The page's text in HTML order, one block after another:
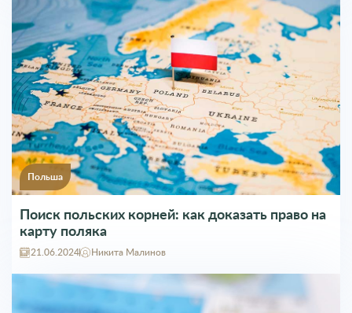
Польша
Поиск польских корней: как доказать право на
карту поляка
21.06.2024 Никита Малинов